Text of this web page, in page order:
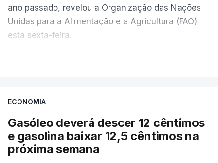
ano passado, revelou a Organização das Nações
Unidas para a Alimentação e a Agricultura (FAO)
esta sexta-feira.
com ondas de calor no Verão e conflitos na
Ucrânia e no Médio Oriente a elevar os
custos das colheitas.
O índice, que acompanha as variações mensais
ECONOMIA
Gasóleo deverá descer 12 cêntimos
e gasolina baixar 12,5 cêntimos na
próxima semana